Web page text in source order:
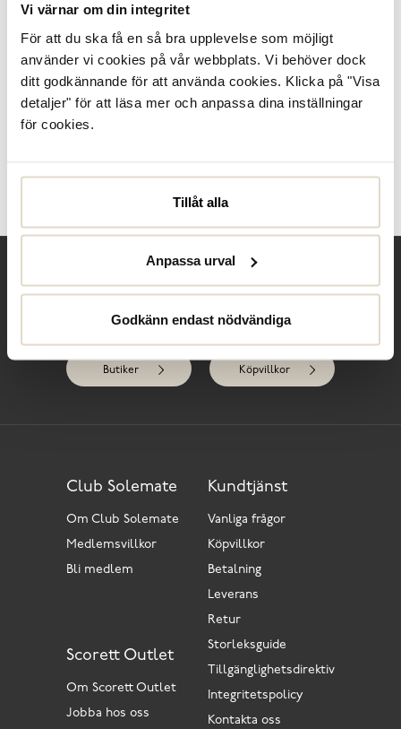
Vi värnar om din integritet
För att du ska få en så bra upplevelse som möjligt
använder vi cookies på vår webbplats. Vi behöver dock
ditt godkännande för att använda cookies. Klicka på "Visa
detaljer" för att läsa mer och anpassa dina inställningar
för cookies.
Tillåt alla
Anpassa urval
Godkänn endast nödvändiga
Sneakers från Tamaris i en sportig och bekväm modell för
långa promenader i skogen. Ovandel i slitstark beige textil
och syntet. Stabil yttersula som ger komfort och support
samt bra grepp. Förstärkt ...
Specifikationer
Behöver du hjälp?
Butiker Köpvillkor
Kundtjänst
Vanliga frågor
Köpvillkor
Betalning
Leverans
Retur
Storleksguide
Tillgänglighetsdirektiv
Integritetspolicy
Kontakta oss
Scorett Outlet
Om Scorett Outlet
Jobba hos oss
Club Solemate
Om Club Solemate
Medlemsvillkor
Bli medlem